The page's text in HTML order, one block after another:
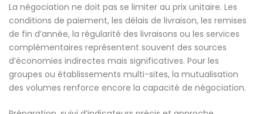
La négociation ne doit pas se limiter au prix unitaire. Les
conditions de paiement, les délais de livraison, les remises
de fin d’année, la régularité des livraisons ou les services
complémentaires représentent souvent des sources
d’économies indirectes mais significatives. Pour les
groupes ou établissements multi-sites, la mutualisation
des volumes renforce encore la capacité de négociation.